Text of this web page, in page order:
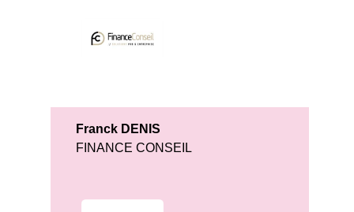
Franck DENIS
FINANCE CONSEIL